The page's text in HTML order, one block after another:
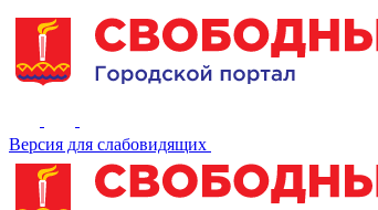
Версия для слабовидящих